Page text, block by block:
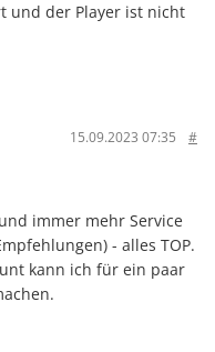
und der Player ist nicht
15.09.2023 07:35 #
immer mehr Service
- alles TOP.
kann ich für ein paar